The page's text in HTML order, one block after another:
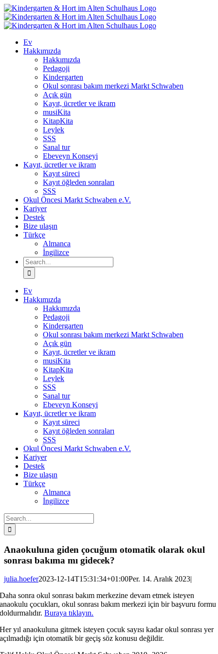
Skip
to
content
Ev
Hakkımızda
Hakkımızda
Pedagoji
Kindergarten
Okul sonrası bakım merkezi Markt Schwaben
Açık gün
Kayıt, ücretler ve ikram
musiKita
KitapKita
Leylek
SSS
Sanal tur
Ebeveyn Konseyi
Kayıt, ücretler ve ikram
Kayıt süreci
Kayıt öğleden sonraları
SSS
Okul Öncesi Markt Schwaben e.V.
Kariyer
Destek
Bize ulaşın
Türkçe
Almanca
İngilizce
Search
for:
Ev
Hakkımızda
Hakkımızda
Pedagoji
Kindergarten
Okul sonrası bakım merkezi Markt Schwaben
Açık gün
Kayıt, ücretler ve ikram
musiKita
KitapKita
Leylek
SSS
Sanal tur
Ebeveyn Konseyi
Kayıt, ücretler ve ikram
Kayıt süreci
Kayıt öğleden sonraları
SSS
Okul Öncesi Markt Schwaben e.V.
Kariyer
Destek
Bize ulaşın
Türkçe
Almanca
İngilizce
Search
for:
Anaokuluna giden çocuğum otomatik olarak okul
sonrası bakıma mı gidecek?
julia.hoefer2023-12-14T15:31:34+01:00Per. 14. Aralık 2023|
Daha sonra okul sonrası bakım merkezine devam etmek isteyen
anaokulu çocukları, okul sonrası bakım merkezi için bir başvuru formu
doldurmalıdır.Buraya tıklayın.
Her yıl anaokuluna gitmek isteyen çocuk sayısı kadar okul sonrası yer
açılmadığı için otomatik bir geçiş söz konusu değildir.